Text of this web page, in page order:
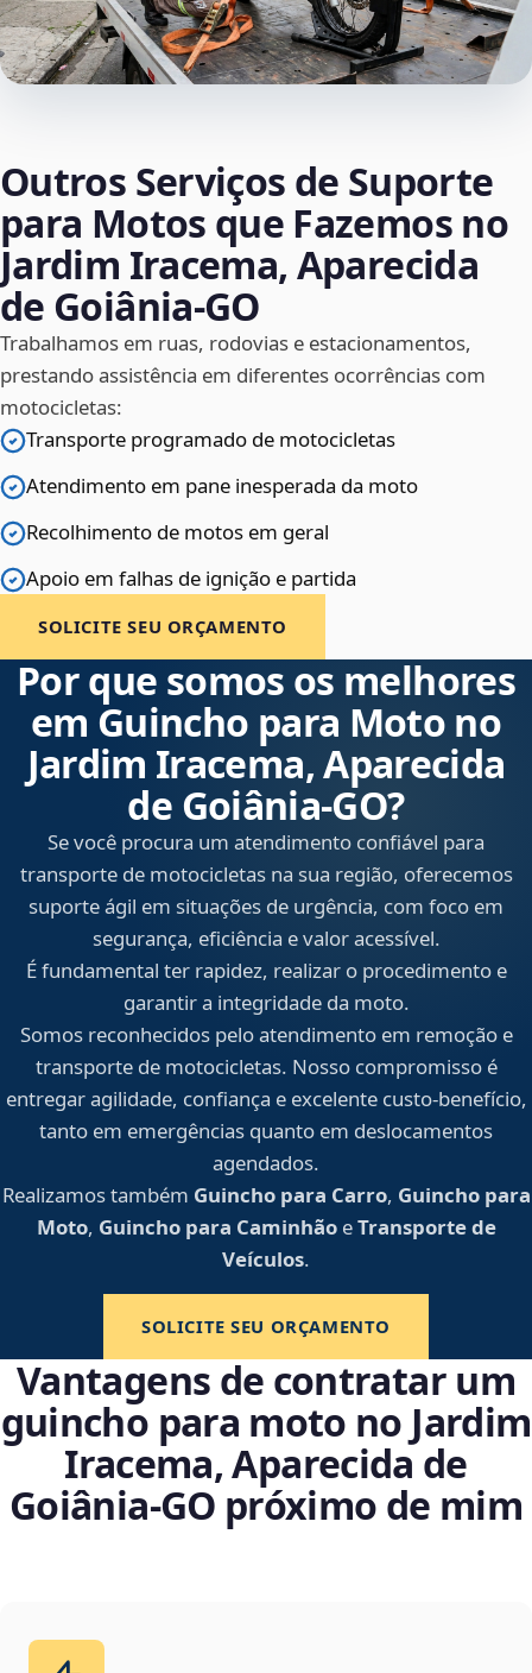
Outros Serviços de Suporte
para Motos que Fazemos no
Jardim Iracema, Aparecida
de Goiânia‑GO
Trabalhamos em ruas, rodovias e estacionamentos,
prestando assistência em diferentes ocorrências com
motocicletas:
Transporte programado de motocicletas
Atendimento em pane inesperada da moto
Recolhimento de motos em geral
Apoio em falhas de ignição e partida
SOLICITE SEU ORÇAMENTO
Por que somos os melhores
em Guincho para Moto no
Jardim Iracema, Aparecida
de Goiânia‑GO?
Se você procura um atendimento confiável para
transporte de motocicletas na sua região, oferecemos
suporte ágil em situações de urgência, com foco em
segurança, eficiência e valor acessível.
É fundamental ter rapidez, realizar o procedimento e
garantir a integridade da moto.
Somos reconhecidos pelo atendimento em remoção e
transporte de motocicletas. Nosso compromisso é
entregar agilidade, confiança e excelente custo-benefício,
tanto em emergências quanto em deslocamentos
agendados.
Realizamos também Guincho para Carro, Guincho para
Moto, Guincho para CaminhãoeTransporte de
Veículos.
SOLICITE SEU ORÇAMENTO
Vantagens de contratar um
guincho para moto no Jardim
Iracema, Aparecida de
Goiânia‑GO próximo de mim